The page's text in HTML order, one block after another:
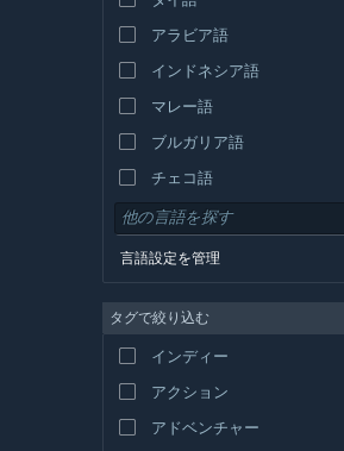
アラビア語
インドネシア語
マレー語
ブルガリア語
チェコ語
デンマーク語
ドイツ語
スペイン語 - スペイン
スペイン語－ラテンアメリカ
ギリシャ語
言語設定を管理
タグで絞り込む
インディー
アクション
アドベンチャー